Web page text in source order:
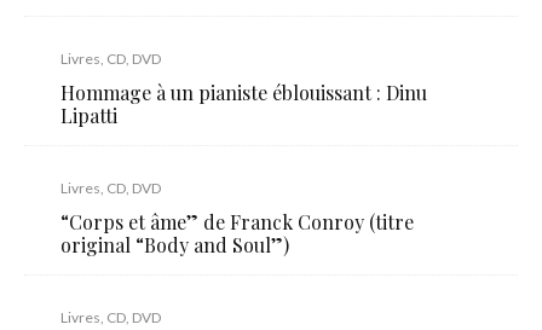
Livres, CD, DVD
Hommage à un pianiste éblouissant : Dinu
Lipatti
Livres, CD, DVD
“Corps et âme” de Franck Conroy (titre
original “Body and Soul”)
Livres, CD, DVD